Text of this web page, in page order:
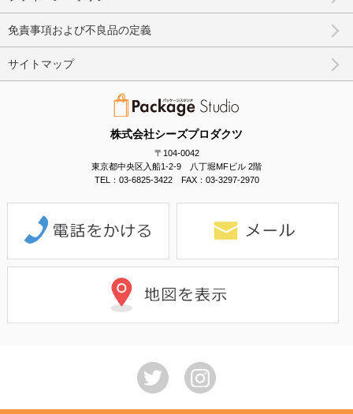
株式会社シーズプロダクツ
〒104-0042
東京都中央区入船1-2-9 八丁堀MFビル 2階
TEL：03-6825-3422 FAX：03-3297-2970
免責事項および不良品の定義
サイトマップ